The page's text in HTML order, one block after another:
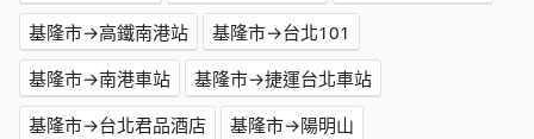
基隆市→高鐵南港站
基隆市→台北101
基隆市→南港車站
基隆市→捷運台北車站
基隆市→台北君品酒店
基隆市→陽明山